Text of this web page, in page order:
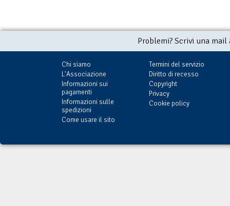
Problemi? Scrivi una
Chi siamo
L'Associazione
Informazioni sui
pagamenti
Informazioni sulle
spedizioni
Come usare il sito
Termini del servizio
Diritto di recesso
Copyright
Privacy
Cookie policy